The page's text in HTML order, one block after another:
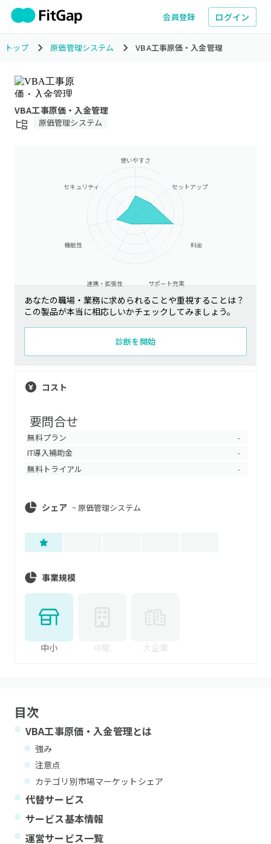
会員登録 ログイン
トップ 原価管理システム VBA工事原価・入金管理
VBA工事原価・入金管理
原価管理システム
使いやすさ
セットアップ
料金
サポート充実
連携・拡張性
機能性
セキュリティ
あなたの職場・業務に求められることや重視することは？
この製品が本当に相応しいかチェックしてみましょう。
診断を開始
コスト
要問合せ
無料プラン -
IT導入補助金 -
無料トライアル -
シェア ~ 原価管理システム
事業規模
中小 中堅 大企業
目次
VBA工事原価・入金管理とは
強み
注意点
カテゴリ別市場マーケットシェア
代替サービス
サービス基本情報
運営サービス一覧